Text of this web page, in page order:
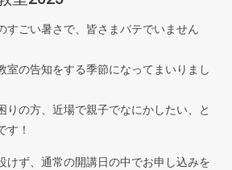
すごい暑さで、皆さまバテでいません
室の告知をする季節になってまいりまし
りの方、近場で親子でなにかしたい、と
す！
けず、通常の開講日の中でお申し込みを